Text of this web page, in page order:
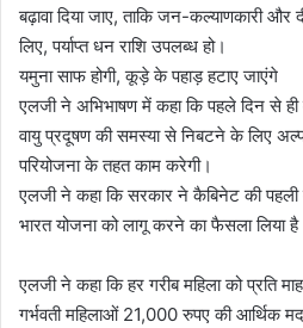
बढ़ावा दिया जाए, ताकि जन-कल्याणकारी और
लिए, पर्याप्त धन राशि उपलब्ध हो।
यमुना साफ होगी, कूड़े के पहाड़ हटाए जाएंगे
एलजी ने अभिभाषण में कहा कि पहले दिन से
वायु प्रदूषण की समस्या से निबटने के लिए
परियोजना के तहत काम करेगी।
एलजी ने कहा कि सरकार ने कैबिनेट की पहली
भारत योजना को लागू करने का फैसला लिया
एलजी ने कहा कि हर गरीब महिला को प्रति
गर्भवती महिलाओं 21,000 रुपए की आर्थिक